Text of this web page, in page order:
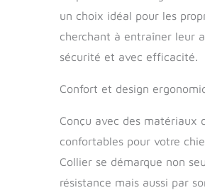
avec
un
un
un choix idéal pour les
cherchant à entraîner leur
sécurité et avec efficacité.
Confort et design
Conçu avec des matériaux
confortables pour votre
Collier se démarque non
résistance mais aussi par